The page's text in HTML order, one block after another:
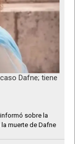
Dafne; tiene
sobre la
muerte de Dafne